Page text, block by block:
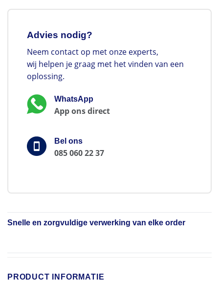
Advies nodig?
Neem contact op met onze experts,
wij helpen je graag met het vinden van een
oplossing.
WhatsApp
App ons direct
Bel ons
085 060 22 37
Snelle en zorgvuldige verwerking van elke order
PRODUCT INFORMATIE